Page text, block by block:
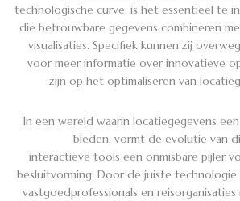
technologische curve, is het essentieel te
die betrouwbare gegevens combineren
visualisaties. Specifiek kunnen zij
voor meer informatie over innovatieve
zijn op het optimaliseren van
In een wereld waarin locatiegegevens
bieden, vormt de evolutie van
interactieve tools een onmisbare pijler
besluitvorming. Door de juiste technologie
vastgoedprofessionals en